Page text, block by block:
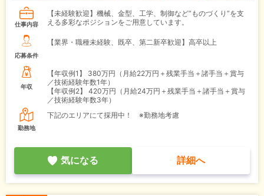
仕事内容
【未経験歓迎】機械、金型、工学、制御など“ものづくり”を支
える多彩なポジションをご用意しています。
応募条件
【業界・職種未経験、既卒、第二新卒歓迎】高卒以上
年収
【年収例1】
380万円（月給22万円＋残業手当＋諸手当＋賞与
／技術経験年数1年）
【年収例2】
420万円（月給24万円＋残業手当＋諸手当＋賞与
／技術経験年数3年）
勤務地
下記のエリアにて採用中！ ※勤務地考慮
気になる 詳細へ